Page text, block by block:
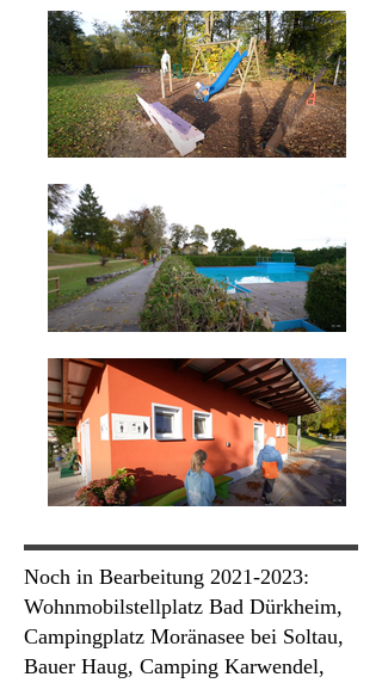
Noch in Bearbeitung 2021-2023:
Wohnmobilstellplatz Bad Dürkheim,
Campingplatz Moränasee bei Soltau,
Bauer Haug, Camping Karwendel,